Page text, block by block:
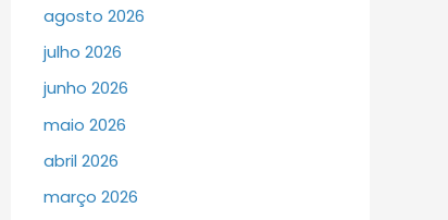
agosto 2026
julho 2026
junho 2026
maio 2026
abril 2026
março 2026